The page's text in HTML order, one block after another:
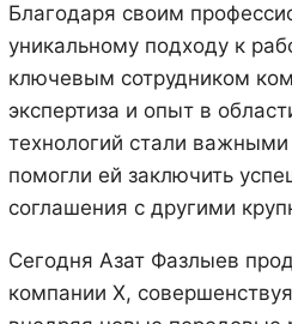
Благодаря своим
уникальному подходу к
ключевым сотрудником
экспертиза и опыт в
технологий стали
помогли ей заключить
соглашения с другими
Сегодня Азат Фазлыев
компании X,